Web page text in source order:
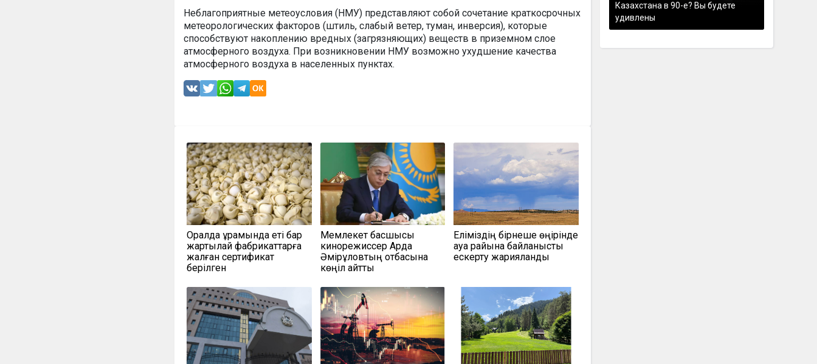
Неблагоприятные метеоусловия (НМУ) представляют собой сочетание краткосрочных
метеорологических факторов (штиль, слабый ветер, туман, инверсия), которые
способствуют накоплению вредных (загрязняющих) веществ в приземном слое
атмосферного воздуха. При возникновении НМУ возможно ухудшение качества
атмосферного воздуха в населенных пунктах.
Оралда құрамында еті бар
жартылай фабрикаттарға
жалған сертификат
берілген
Мемлекет басшысы
кинорежиссер Ардақ
Әмірқұловтың отбасына
көңіл айтты
Еліміздің бірнеше өңірінде
ауа райына байланысты
ескерту жарияланды
Казахстана в 90-е? Вы будете
удивлены